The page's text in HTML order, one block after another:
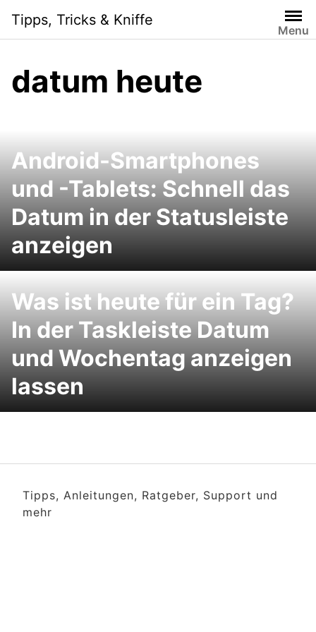
content
Tipps, Tricks & Kniffe
Menu
datum heute
Android-Smartphones
und -Tablets: Schnell das
Datum in der Statusleiste
anzeigen
Was ist heute für ein Tag?
In der Taskleiste Datum
und Wochentag anzeigen
lassen
Tipps, Anleitungen, Ratgeber, Support und
mehr